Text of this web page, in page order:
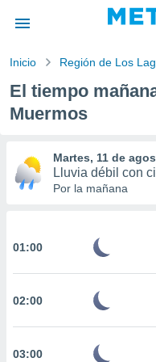
de
la
que se
calidad.
Inicio Región de Los
El tiempo
Muermos
Martes, 11 de
Lluvia débil con
Por la mañana
Noreste 15-36 km/h
Probabilidad40%
01:00
02:00
03:00